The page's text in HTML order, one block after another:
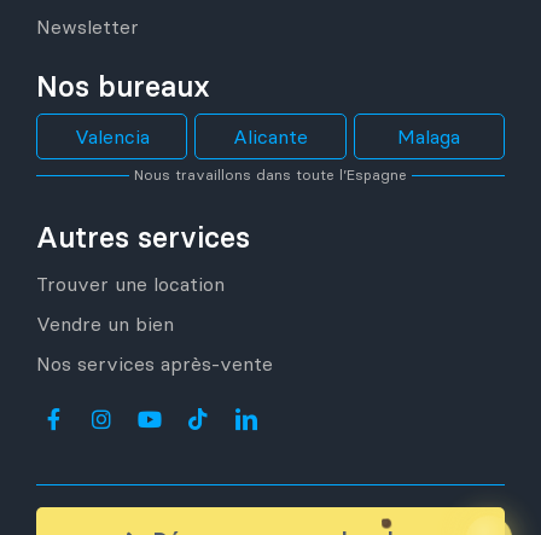
Newsletter
Nos bureaux
Valencia Alicante Malaga
Nous travaillons dans toute l’Espagne
Autres services
Trouver une location
Vendre un bien
Nos services après-vente